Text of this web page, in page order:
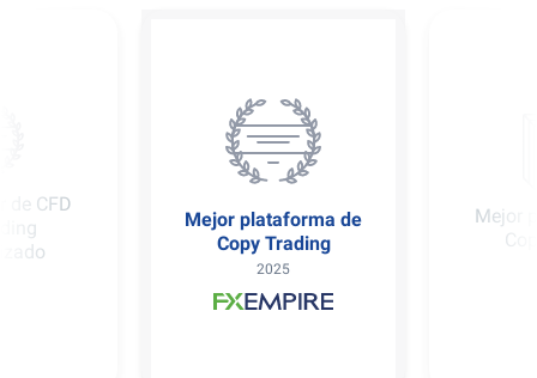
CFD
Mejor plataforma de
Copy Trading
2025
Mejor